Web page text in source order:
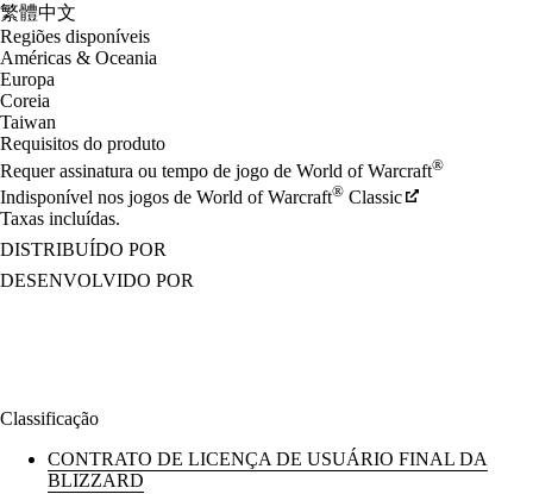
繁體中文
Regiões disponíveis
Américas & Oceania
Europa
Coreia
Taiwan
Requisitos do produto
Requer assinatura ou tempo de jogo de World of Warcraft®
Indisponível nos jogos de World of Warcraft® Classic
Taxas incluídas.
DISTRIBUÍDO POR
DESENVOLVIDO POR
Classificação
CONTRATO DE LICENÇA DE USUÁRIO FINAL DA
BLIZZARD